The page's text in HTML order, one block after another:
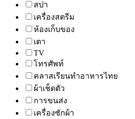
สปา
เครื่องสตรีม
ห้องเก็บของ
เตา
TV
โทรศัพท์
คลาสเรียนทำอาหารไทย
ผ้าเช็ดตัว
การขนส่ง
เครื่องซักผ้า